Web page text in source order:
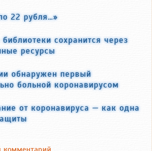
22 рубля…»
сохранится через
ресурсы
обнаружен первый
больной коронавирусом
от коронавируса — как одна